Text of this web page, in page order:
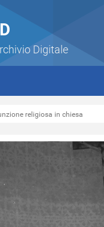
Digitale
religiosa in chiesa